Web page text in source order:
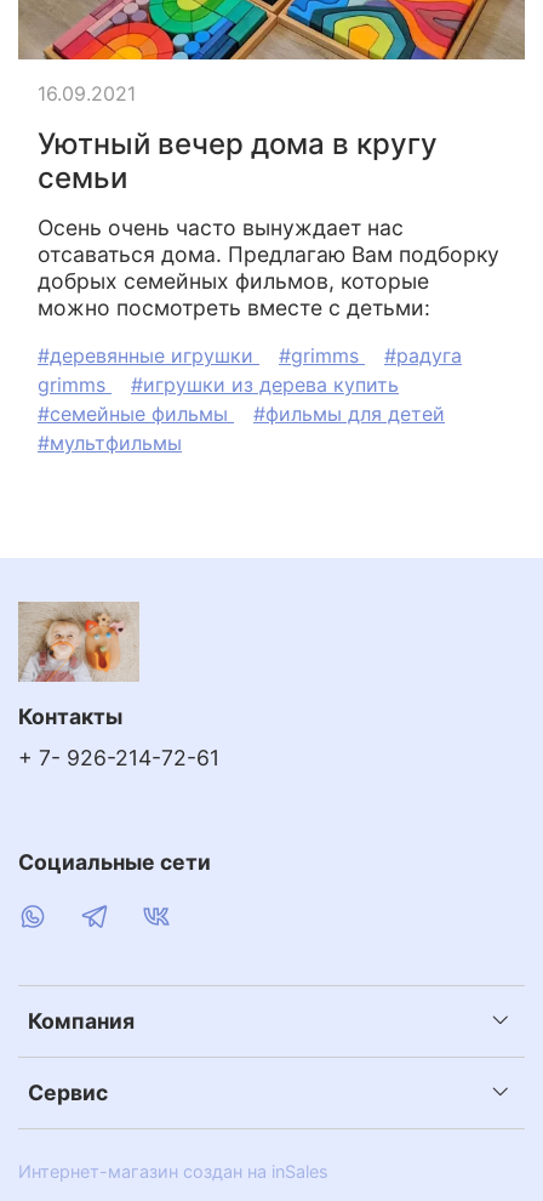
Уютный вечер дома в кругу
семьи
Осень очень часто вынуждает нас
отсаваться дома. Предлагаю Вам подборку
добрых семейных фильмов, которые
можно посмотреть вместе с детьми:
16.09.2021
#деревянные игрушки #grimms
#радуга
grimms
#игрушки из дерева купить
#семейные фильмы
#фильмы для детей
#мультфильмы
Компания
Сервис
Контакты
+ 7- 926-214-72-61
Социальные сети
Интернет-магазин создан на inSales